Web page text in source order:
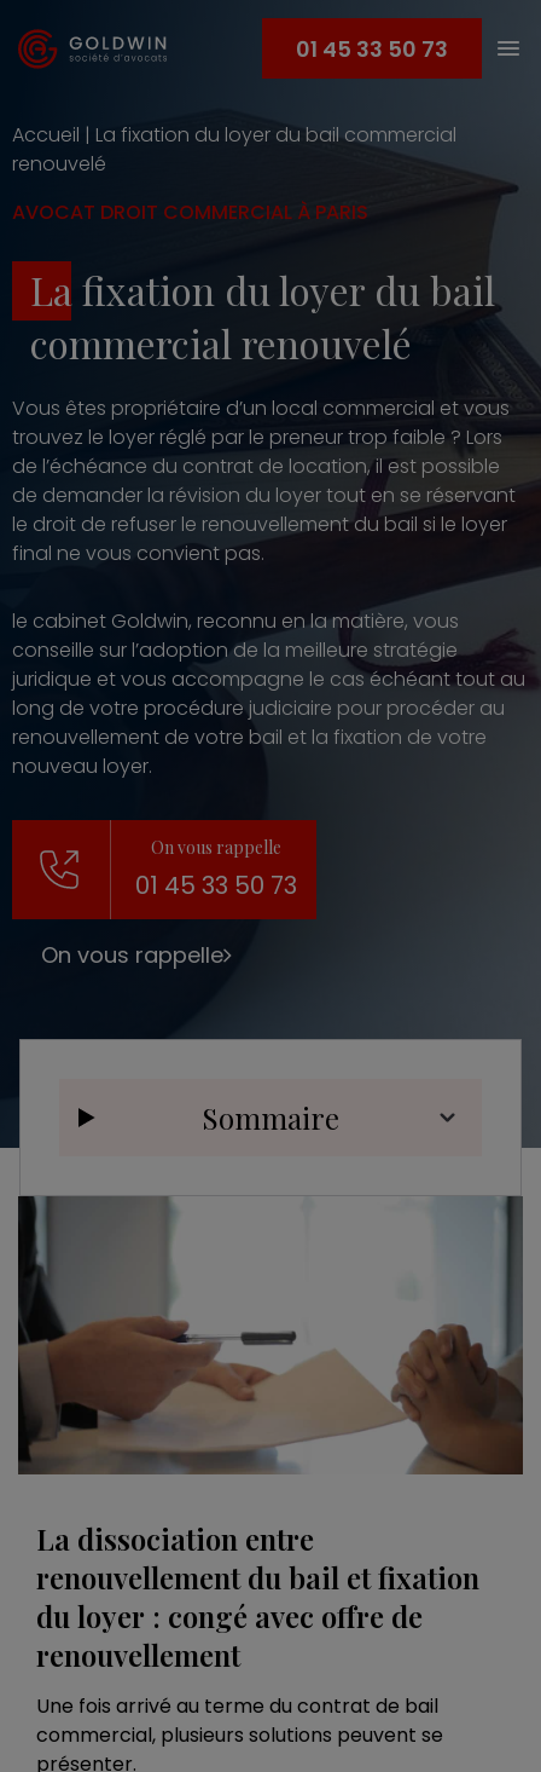
01 45 33 50 73
Accueil | La fixation du loyer du bail commercial
renouvelé
AVOCAT DROIT COMMERCIAL À PARIS
La fixation du loyer du bail
commercial renouvelé
Vous êtes propriétaire d’un local commercial et vous
trouvez le loyer réglé par le preneur trop faible ? Lors
de l’échéance du contrat de location, il est possible
de demander la révision du loyer tout en se réservant
le droit de refuser le renouvellement du bail si le loyer
final ne vous convient pas.
le cabinet Goldwin, reconnu en la matière, vous
conseille sur l’adoption de la meilleure stratégie
juridique et vous accompagne le cas échéant tout au
long de votre procédure judiciaire pour procéder au
renouvellement de votre bail et la fixation de votre
nouveau loyer.
On vous rappelle
01 45 33 50 73
On vous rappelle
Sommaire
La dissociation entre
renouvellement du bail et fixation
du loyer : congé avec offre de
renouvellement
Une fois arrivé au terme du contrat de bail
commercial, plusieurs solutions peuvent se
présenter.